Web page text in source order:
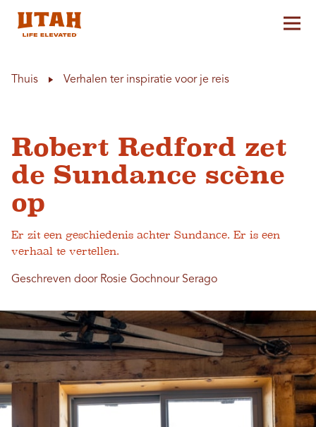
Thuis Verhalen ter inspiratie voor je reis
Robert Redford zet
de Sundance scène
op
Er zit een geschiedenis achter Sundance. Er is een
verhaal te vertellen.
Geschreven door Rosie Gochnour Serago